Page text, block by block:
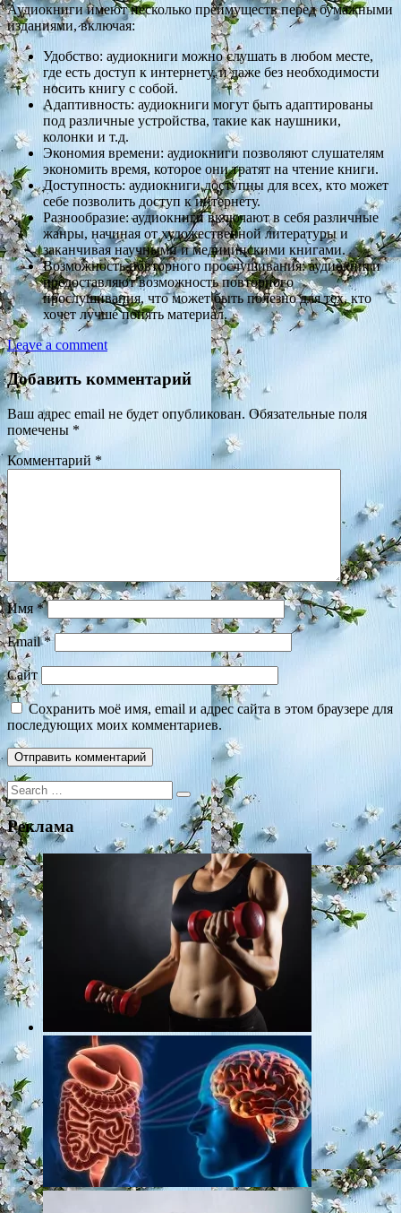
Аудиокниги имеют несколько преимуществ перед бумажными
изданиями, включая:
Удобство: аудиокниги можно слушать в любом месте,
где есть доступ к интернету, и даже без необходимости
носить книгу с собой.
Адаптивность: аудиокниги могут быть адаптированы
под различные устройства, такие как наушники,
колонки и т.д.
Экономия времени: аудиокниги позволяют слушателям
экономить время, которое они тратят на чтение книги.
Доступность: аудиокниги доступны для всех, кто может
себе позволить доступ к интернету.
Разнообразие: аудиокниги включают в себя различные
жанры, начиная от художественной литературы и
заканчивая научными и медицинскими книгами.
Возможность повторного прослушивания: аудиокниги
предоставляют возможность повторного
прослушивания, что может быть полезно для тех, кто
хочет лучше понять материал.
Leave a comment
Добавить комментарий
Ваш адрес email не будет опубликован. Обязательные поля
помечены *
Комментарий *
Имя*
Email*
Сайт
Сохранить моё имя, email и адрес сайта в этом браузере для
последующих моих комментариев.
Search
for:
Реклама